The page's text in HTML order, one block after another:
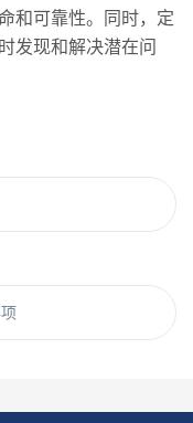
和可靠性。同时，定
发现和解决潜在问